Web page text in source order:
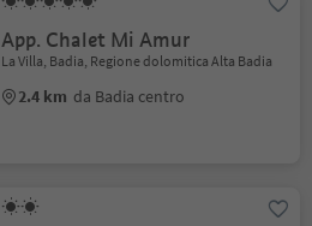
App. Chalet Mi Amur
La Villa, Badia, Regione dolomitica Alta Badia
2.4 km da Badia centro